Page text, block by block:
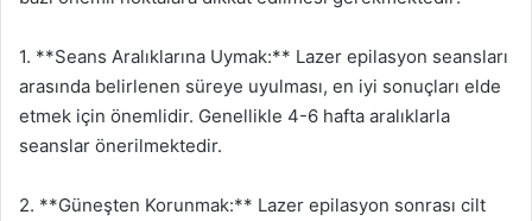
1. **Seans Aralıklarına Uymak:** Lazer epilasyon seansları
arasında belirlenen süreye uyulması, en iyi sonuçları elde
etmek için önemlidir. Genellikle 4-6 hafta aralıklarla
seanslar önerilmektedir.
2. **Güneşten Korunmak:** Lazer epilasyon sonrası cilt